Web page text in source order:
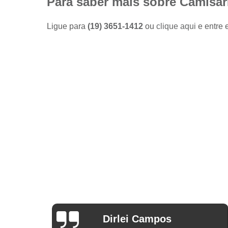
Camisas
masculinas
Ligue para (19) 3651-1412 ou clique aqui e entre
Arthur Mello